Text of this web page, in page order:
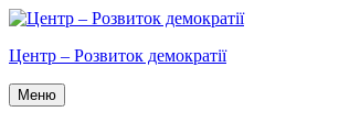
Перейти
вмісту
Центр – Розвиток демократії
Меню